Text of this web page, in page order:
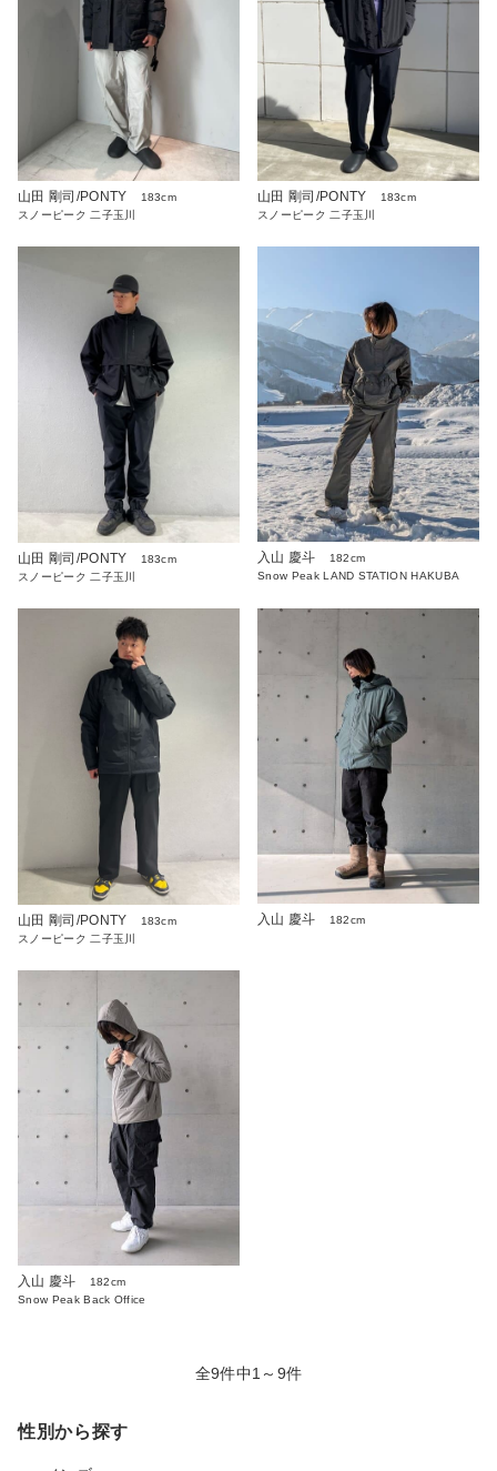
山田 剛司/PONTY
183cm
スノーピーク 二子玉川
山田 剛司/PONTY
183cm
スノーピーク 二子玉川
山田 剛司/PONTY
183cm
スノーピーク 二子玉川
入山 慶斗
182cm
Snow Peak LAND STATION HAKUBA
山田 剛司/PONTY
183cm
スノーピーク 二子玉川
入山 慶斗 182cm
入山 慶斗
182cm
Snow Peak Back Office
全9件中1～9件
性別から探す